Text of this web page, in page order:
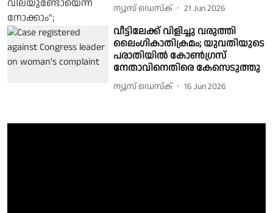
ന്യൂസ് ഡെസ്ക് 21 Jun 2026
വീട്ടിലേക്ക് വിളിച്ചു വരുത്തി
ലൈംഗികാതിക്രമം; യുവതിയുടെ
പരാതിയിൽ കോൺഗ്രസ്
നേതാവിനെതിരെ കേസെടുത്തു
ന്യൂസ് ഡെസ്ക് 16 Jun 2026